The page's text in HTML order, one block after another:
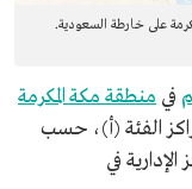
على خارطة السعودية.
في منطقة مكة المكرمة
الفئة (أ)، حسب
الإدارية في